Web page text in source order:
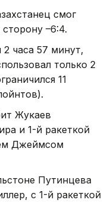
смог
–6:4.
часа 57 минут,
только 2
11
Жукаев
и 1-й ракеткой
Джеймсом
Путинцева
с 1-й ракеткой